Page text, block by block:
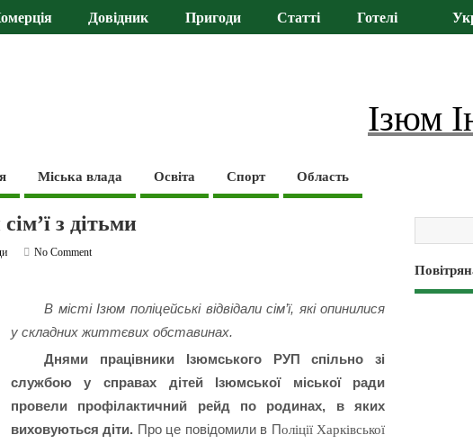
Довідник Пригоди Статті Готелі
Ізюм
Міська влада Освіта Спорт Область
з дітьми
No Comment
В місті Ізюм поліцейські відвідали сім’ї, які опинилися
у складних життєвих обставинах.
Днями працівники Ізюмського РУП спільно зі
службою у справах дітей Ізюмської міської ради
провели профілактичний рейд по родинах, в яких
виховуються діти. Про це повідомили в Поліції Харківської